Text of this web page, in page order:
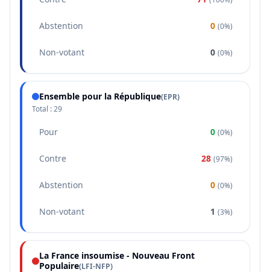
Abstention 0 (0%)
Non-votant 0 (0%)
Ensemble pour la République(EPR)
Total :29
Pour 0 (0%)
Contre 28 (97%)
Abstention 0 (0%)
Non-votant 1 (3%)
La France insoumise - Nouveau Front
Populaire(LFI-NFP)